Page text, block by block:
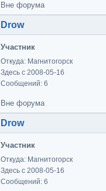
Вне форума
Drow
Участник
Откуда: Магнитогорск
Здесь с 2008-05-16
Сообщений: 6
Вне форума
Drow
Участник
Откуда: Магнитогорск
Здесь с 2008-05-16
Сообщений: 6